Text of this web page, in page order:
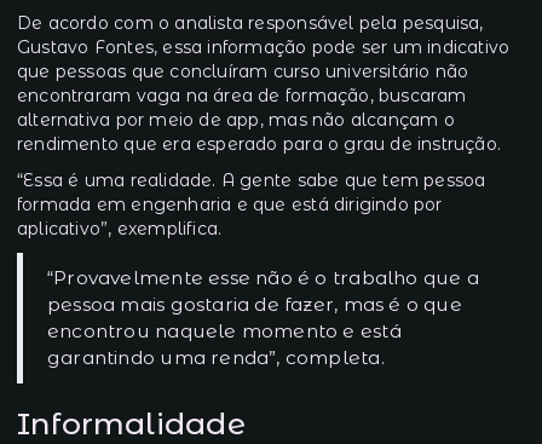
De acordo com o analista responsável pela pesquisa,
Gustavo Fontes, essa informação pode ser um indicativo
que pessoas que concluíram curso universitário não
encontraram vaga na área de formação, buscaram
alternativa por meio de app, mas não alcançam o
rendimento que era esperado para o grau de instrução.
“Essa é uma realidade. A gente sabe que tem pessoa
formada em engenharia e que está dirigindo por
aplicativo”, exemplifica.
“Provavelmente esse não é o trabalho que a
pessoa mais gostaria de fazer, mas é o que
encontrou naquele momento e está
garantindo uma renda”, completa.
Informalidade